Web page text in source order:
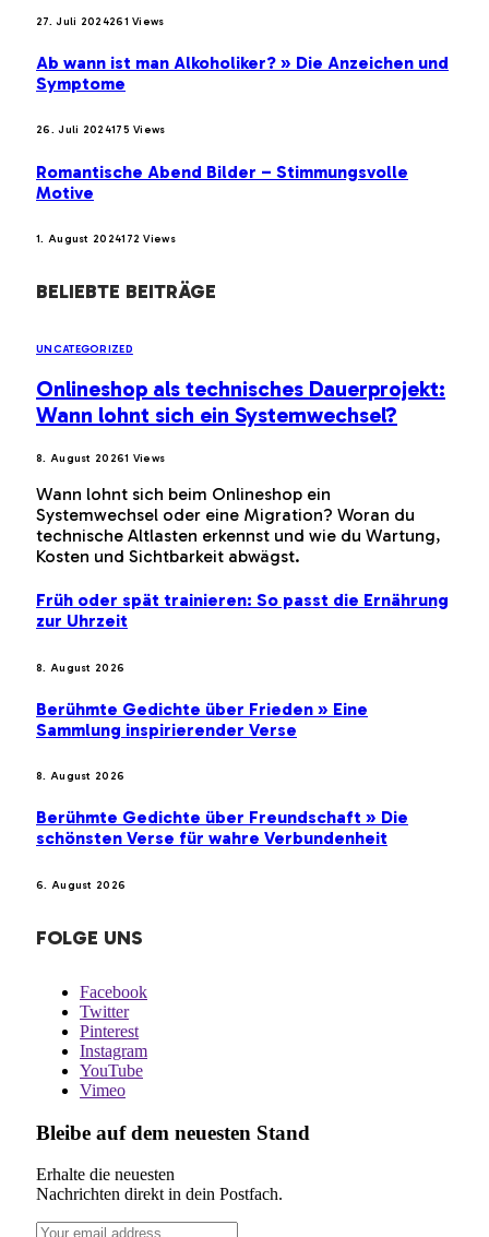
27. Juli 2024261Views
Ab wann ist man Alkoholiker? » Die Anzeichen und
Symptome
26. Juli 2024175Views
Romantische Abend Bilder – Stimmungsvolle
Motive
1. August 2024172Views
BELIEBTE BEITRÄGE
UNCATEGORIZED
Onlineshop als technisches Dauerprojekt:
Wann lohnt sich ein Systemwechsel?
8. August 20261 Views
Wann lohnt sich beim Onlineshop ein
Systemwechsel oder eine Migration? Woran du
technische Altlasten erkennst und wie du Wartung,
Kosten und Sichtbarkeit abwägst.
Früh oder spät trainieren: So passt die Ernährung
zur Uhrzeit
8. August 2026
Berühmte Gedichte über Frieden » Eine
Sammlung inspirierender Verse
8. August 2026
Berühmte Gedichte über Freundschaft » Die
schönsten Verse für wahre Verbundenheit
6. August 2026
FOLGE UNS
Facebook
Twitter
Pinterest
Instagram
YouTube
Vimeo
Bleibe auf dem neuesten Stand
Erhalte die neuesten
Nachrichten direkt in dein Postfach.